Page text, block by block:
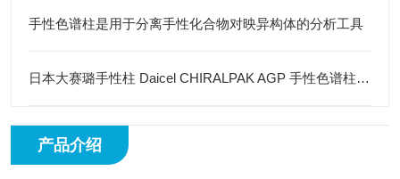
手性色谱柱是用于分离手性化合物对映异构体的分析工具
日本大赛璐手性柱 Daicel CHIRALPAK AGP 手性色谱柱 4.6mm×150mm 5µm
产品介绍